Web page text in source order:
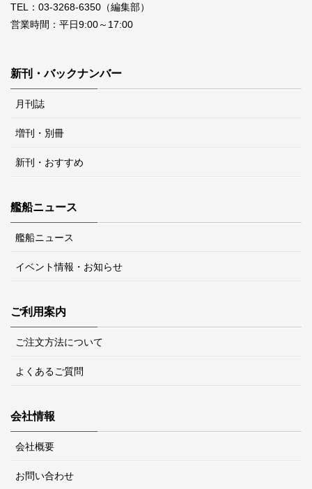
TEL：03-3268-6350（編集部）
営業時間：平日9:00～17:00
新刊・バックナンバー
月刊誌
増刊・別冊
新刊・おすすめ
艦船ニュース
艦船ニュース
イベント情報・お知らせ
ご利用案内
ご注文方法について
よくあるご質問
会社情報
会社概要
お問い合わせ